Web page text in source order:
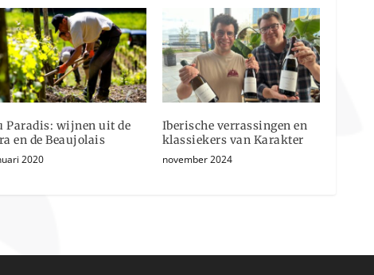
Paradis: wijnen uit de
en de Beaujolais
2020
Iberische verrassingen en
klassiekers van Karakter
november 2024